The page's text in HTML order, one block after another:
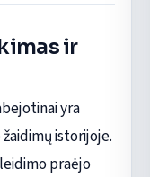
ir
yra
istorijoje.
praėjo